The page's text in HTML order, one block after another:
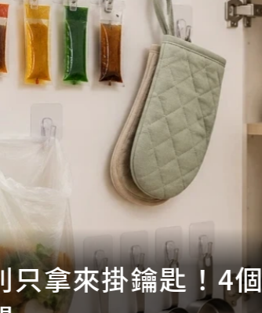
4個廚房收納妙招